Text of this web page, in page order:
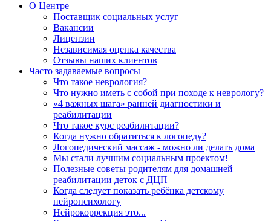
О Центре
Поставщик социальных услуг
Вакансии
Лицензии
Независимая оценка качества
Отзывы наших клиентов
Часто задаваемые вопросы
Что такое неврология?
Что нужно иметь с собой при походе к неврологу?
«4 важных шага» ранней диагностики и
реабилитации
Что такое курс реабилитации?
Когда нужно обратиться к логопеду?
Логопедический массаж - можно ли делать дома
Мы стали лучшим социальным проектом!
Полезные советы родителям для домашней
реабилитации деток с ДЦП
Когда следует показать ребёнка детскому
нейропсихологу
Нейрокоррекция это...